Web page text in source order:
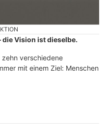
die Vision ist dieselbe.
verschiedene
mit einem Ziel: Menschen